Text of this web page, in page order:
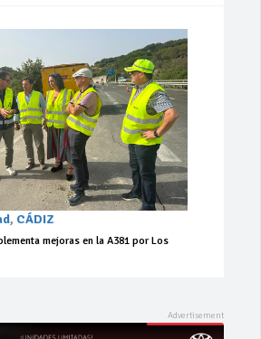
, CÁDIZ
mejoras en la A381 por Los